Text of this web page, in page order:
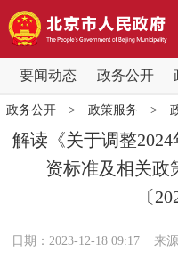
要闻动态 政务公开
要闻动态
党中央精神
北京要闻
政务公开> 政策服务 >
解读《关于调整
资标准及相关政
〔
日期：2023-12-18 09:17 来